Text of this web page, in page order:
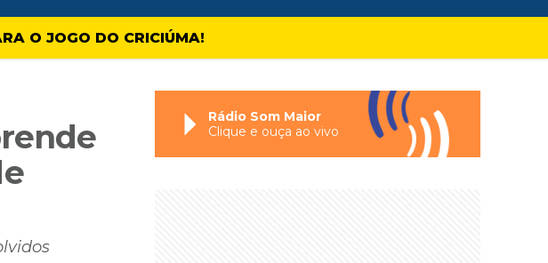
O JOGO DO CRICIÚMA!
Rádio Som Maior
Clique e ouça ao vivo